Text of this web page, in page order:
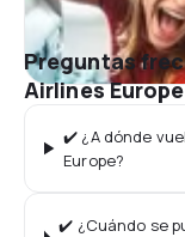
Preguntas
Airlines Europe
✔️ ¿A dónde
Europe?
✔️ ¿Cuándo se